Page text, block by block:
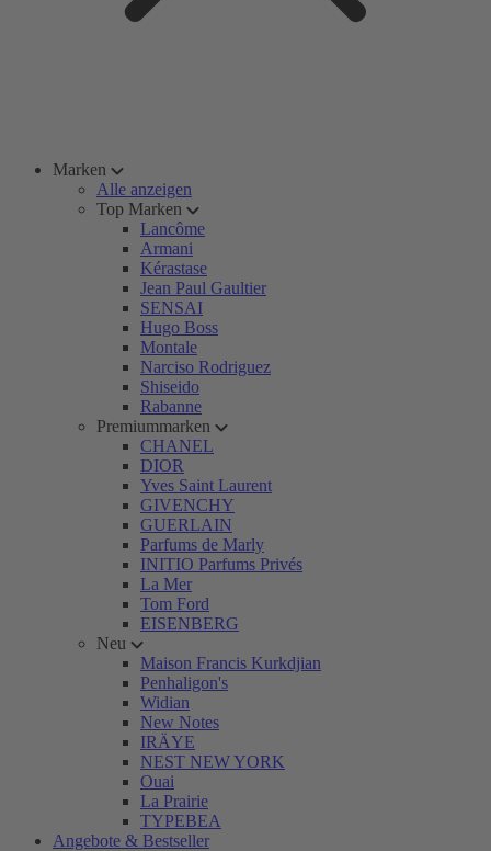
Marken
Alle anzeigen
Top Marken
Lancôme
Armani
Kérastase
Jean Paul Gaultier
SENSAI
Hugo Boss
Montale
Narciso Rodriguez
Shiseido
Rabanne
Premiummarken
CHANEL
DIOR
Yves Saint Laurent
GIVENCHY
GUERLAIN
Parfums de Marly
INITIO Parfums Privés
La Mer
Tom Ford
EISENBERG
Neu
Maison Francis Kurkdjian
Penhaligon's
Widian
New Notes
IRÄYE
NEST NEW YORK
Ouai
La Prairie
TYPEBEA
Angebote & Bestseller